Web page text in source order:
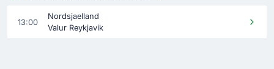
13:00
Nordsjaelland
Valur Reykjavik